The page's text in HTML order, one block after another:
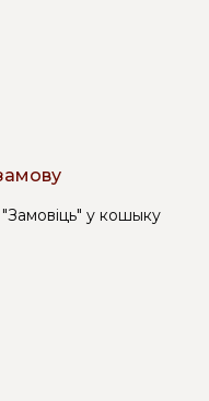
"Замовіць" у кошыку